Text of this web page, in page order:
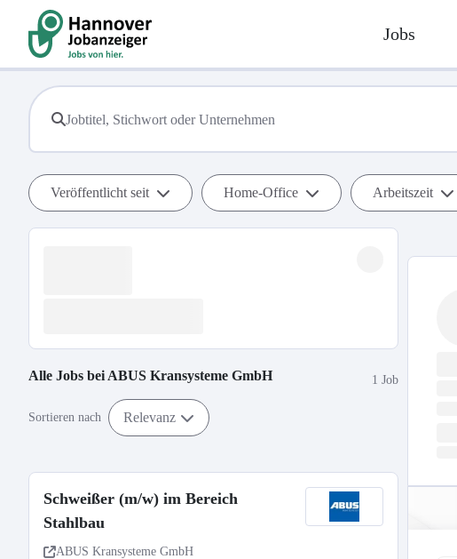
Jobs
Veröffentlicht seit Home-Office Arbeitszeit
Alle Jobs bei ABUS Kransysteme GmbH 1 Job
Sortieren nach Relevanz
Schweißer (m/w) im Bereich
Stahlbau
ABUS Kransysteme GmbH